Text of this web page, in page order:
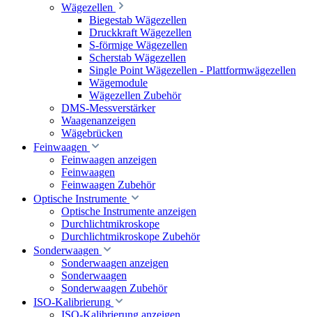
Wägezellen
Biegestab Wägezellen
Druckkraft Wägezellen
S-förmige Wägezellen
Scherstab Wägezellen
Single Point Wägezellen - Plattformwägezellen
Wägemodule
Wägezellen Zubehör
DMS-Messverstärker
Waagenanzeigen
Wägebrücken
Feinwaagen
Feinwaagen anzeigen
Feinwaagen
Feinwaagen Zubehör
Optische Instrumente
Optische Instrumente anzeigen
Durchlichtmikroskope
Durchlichtmikroskope Zubehör
Sonderwaagen
Sonderwaagen anzeigen
Sonderwaagen
Sonderwaagen Zubehör
ISO-Kalibrierung
ISO-Kalibrierung anzeigen